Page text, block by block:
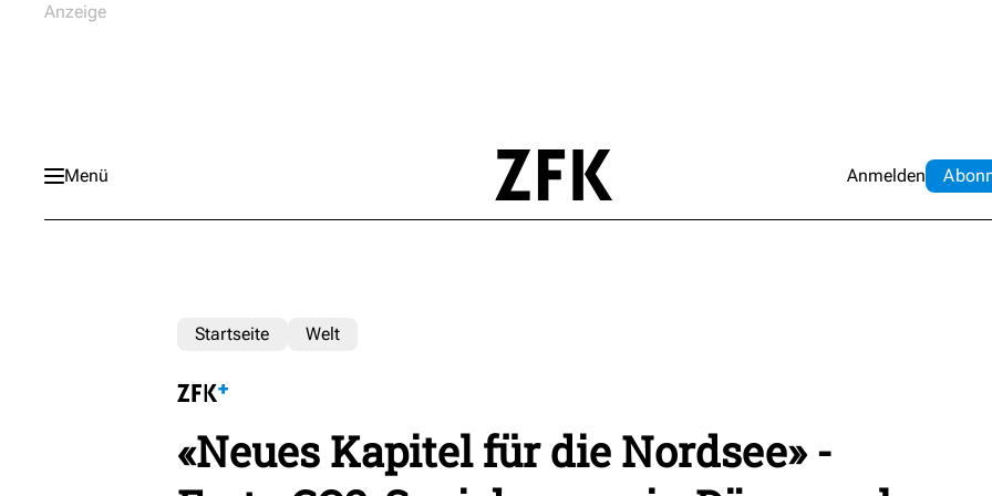
Menü Anmelden Abo
Startseite Welt
«Neues Kapitel für die Nordsee» -